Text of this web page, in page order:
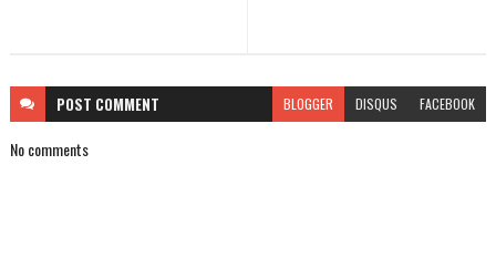
POST COMMENT BLOGGER DISQUS FACEBOOK
No comments